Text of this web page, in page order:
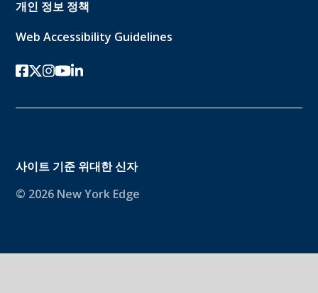
개인 정보 정책
Web Accessibility Guidelines
페이스북
트위터-x
인스 타 그램
유튜브링크드인
사이트 기준 위대한 신자
© 2026 New York Edge